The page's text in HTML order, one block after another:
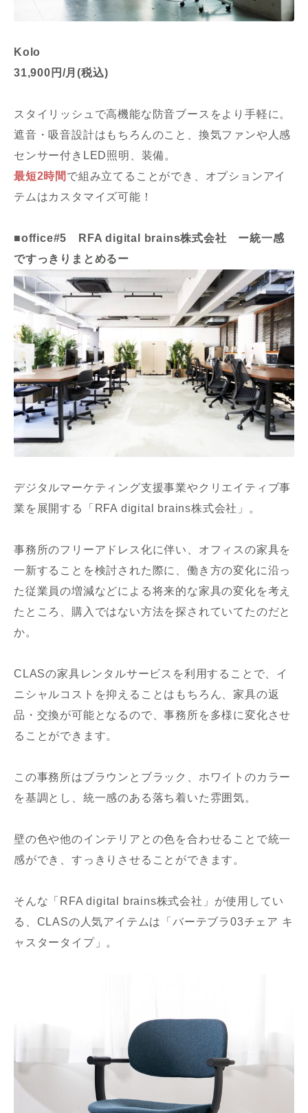
Kolo
31,900円/月(税込)
スタイリッシュで高機能な防音ブースをより手軽に。
遮音・吸音設計はもちろんのこと、換気ファンや人感
センサー付きLED照明、装備。
最短2時間 で組み立てることができ、オプションアイ
テムはカスタマイズ可能！
■office#5 RFA digital brains株式会社 ー統一感
ですっきりまとめるー
デジタルマーケティング支援事業やクリエイティブ事
業を展開する「RFA digital brains株式会社」。
事務所のフリーアドレス化に伴い、オフィスの家具を
一新することを検討された際に、働き方の変化に沿っ
た従業員の増減などによる将来的な家具の変化を考え
たところ、購入ではない方法を探されていてたのだと
か。
CLASの家具レンタルサービスを利用することで、イ
ニシャルコストを抑えることはもちろん、家具の返
品・交換が可能となるので、事務所を多様に変化させ
ることができます。
この事務所はブラウンとブラック、ホワイトのカラー
を基調とし、統一感のある落ち着いた雰囲気。
壁の色や他のインテリアとの色を合わせることで統一
感ができ、すっきりさせることができます。
そんな「RFA digital brains株式会社」が使用してい
る、CLASの人気アイテムは「バーテブラ03チェア キ
ャスタータイプ」。